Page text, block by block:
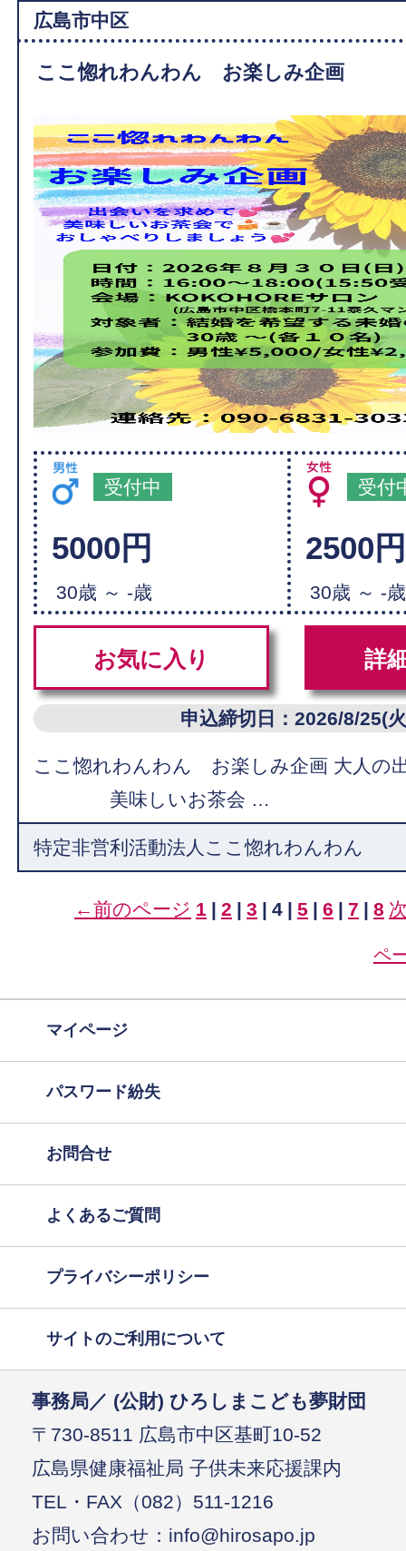
広島市中区
ここ惚れわんわん お楽しみ企画
受付中
5000円
30歳 ～ -歳
受
2500円
30歳 ～ -歳
お気に入り 詳
申込締切日：2026/8/25(
ここ惚れわんわん お楽しみ企画 大人の
美味しいお茶会 …
特定非営利活動法人ここ惚れわんわん
←前のページ 1 | 2 | 3 | 4 | 5 | 6 | 7 | 8
ペ
マイページ
パスワード紛失
お問合せ
よくあるご質問
プライバシーポリシー
サイトのご利用について
事務局／ (公財) ひろしまこども夢財団
〒730-8511 広島市中区基町10-52
広島県健康福祉局 子供未来応援課内
TEL・FAX（082）511-1216
お問い合わせ：info@hirosapo.jp